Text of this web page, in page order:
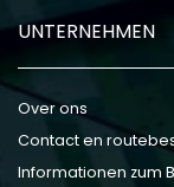
UNTERNEHMEN
Over ons
Contact en
Informationen zum